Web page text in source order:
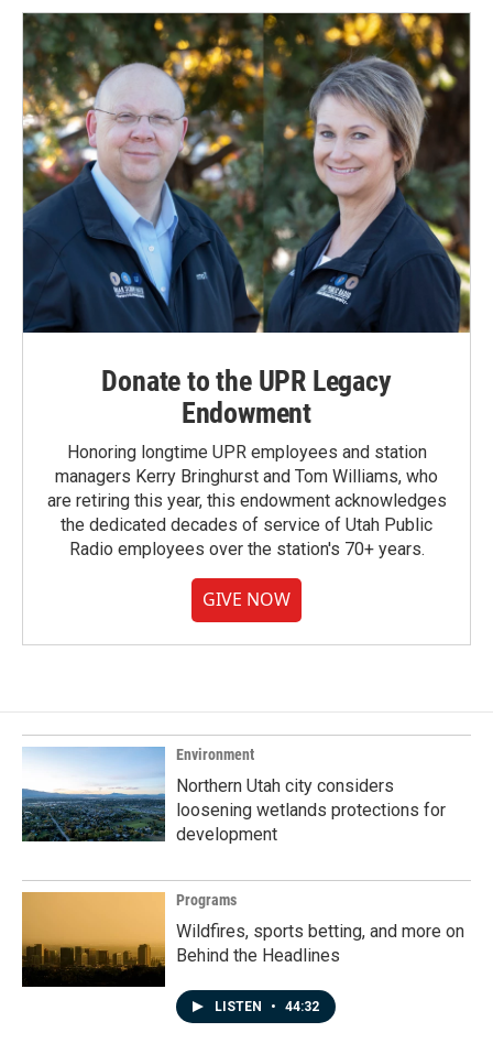
Donate to the UPR Legacy
Endowment
Honoring longtime UPR employees and station
managers Kerry Bringhurst and Tom Williams, who
are retiring this year, this endowment acknowledges
the dedicated decades of service of Utah Public
Radio employees over the station's 70+ years.
GIVE NOW
Environment
Northern Utah city considers
loosening wetlands protections for
development
Programs
Wildfires, sports betting, and more on
Behind the Headlines
LISTEN • 44:32